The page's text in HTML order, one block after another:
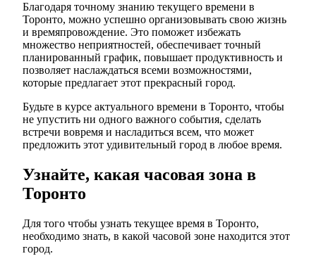
Благодаря точному знанию текущего времени в
Торонто, можно успешно организовывать свою жизнь
и времяпровождение. Это поможет избежать
множество неприятностей, обеспечивает точный
планированный график, повышает продуктивность и
позволяет наслаждаться всеми возможностями,
которые предлагает этот прекрасный город.
Будьте в курсе актуального времени в Торонто, чтобы
не упустить ни одного важного события, сделать
встречи вовремя и насладиться всем, что может
предложить этот удивительный город в любое время.
Узнайте, какая часовая зона в
Торонто
Для того чтобы узнать текущее время в Торонто,
необходимо знать, в какой часовой зоне находится этот
город.